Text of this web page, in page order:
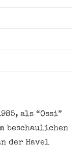
als “Ossi”
beschaulichen
der Havel